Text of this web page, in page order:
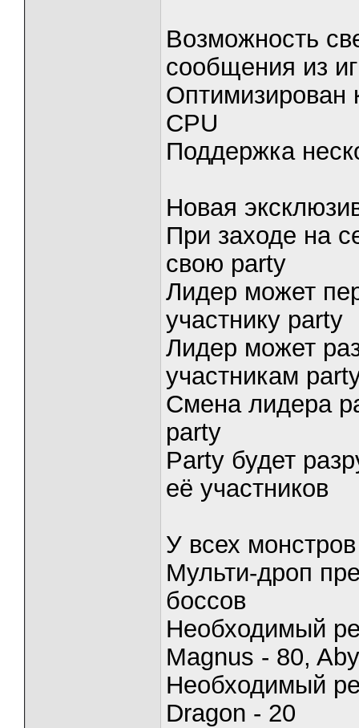
Возможность
сообщения из
Оптимизирован
CPU
Поддержка
Новая
При заходе на
свою party
Лидер может
участнику party
Лидер может
участникам
Смена лидера
party
Party будет
её участников
У всех
Мульти-дроп
боссов
Необходимый
Magnus - 80,
Необходимый
Dragon - 20